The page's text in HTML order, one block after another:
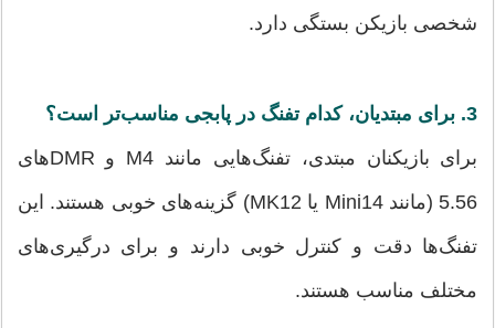
شخصی بازیکن بستگی دارد.
3. برای مبتدیان، کدام تفنگ در پابجی مناسب‌تر است؟
برای بازیکنان مبتدی، تفنگ‌هایی مانند M4 و DMRهای
5.56 (مانند Mini14 یا MK12) گزینه‌های خوبی هستند. این
تفنگ‌ها دقت و کنترل خوبی دارند و برای درگیری‌های
مختلف مناسب هستند.